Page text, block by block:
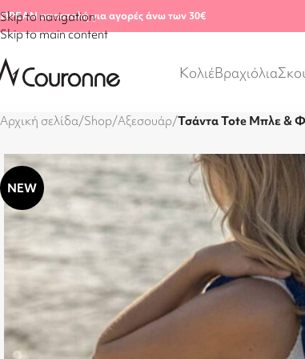
Skip to navigation
Skip to main content
αποστολή για αγορές άνω των 30€
ΚολιέΒραχιόλια
Αρχική σελίδα/Shop/Αξεσουάρ/Τσάντα Tote Μπλε &
NEW